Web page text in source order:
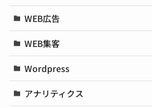
WEB広告
WEB集客
Wordpress
アナリティクス